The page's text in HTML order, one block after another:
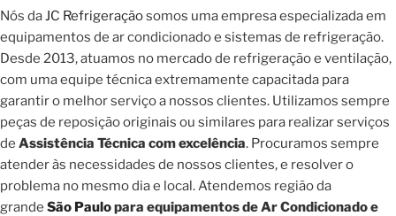
Nós daJC Refrigeraçãosomos uma empresa especializada em
equipamentos de ar condicionado e sistemas de refrigeração.
Desde 2013, atuamos no mercado de refrigeração e ventilação,
com uma equipe técnica extremamente capacitada para
garantir o melhor serviço a nossos clientes. Utilizamos sempre
peças de reposição originais ou similares para realizar serviços
de Assistência Técnica com excelência. Procuramos sempre
atender às necessidades de nossos clientes, e resolver o
problema no mesmo dia e local. Atendemos região da
grande São Paulopara equipamentos de Ar Condicionado e